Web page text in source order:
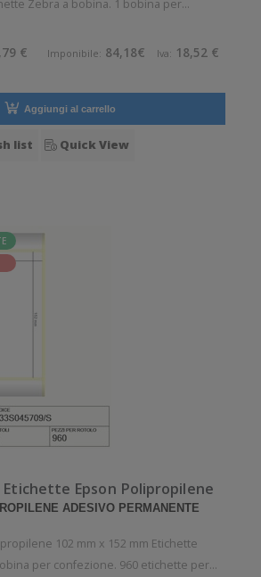
Zebra a bobina. 1 bobina per
permanente. Diametro interno: 25
€ Imponibile: 84,18€ Iva: 18,52 €
Aggiungi al carrello
list Quick View
Etichette Epson Polipropilene
ADESIVO PERMANENTE
102 mm x 152 mm Etichette
per confezione. 960 etichette per